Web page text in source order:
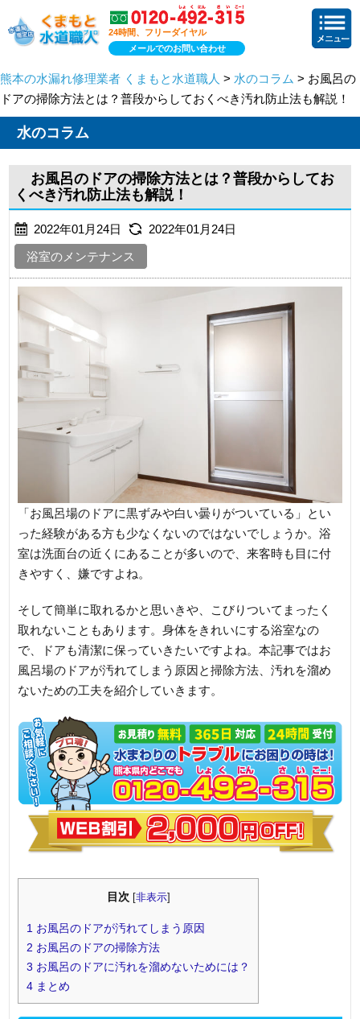
24時間、フリーダイヤル
メールでのお問い合わせ
熊本の水漏れ修理業者 くまもと水道職人 > 水のコラム > お風呂の
ドアの掃除方法とは？普段からしておくべき汚れ防止法も解説！
水のコラム
お風呂のドアの掃除方法とは？普段からしてお
くべき汚れ防止法も解説！
2022年01月24日
2022年01月24日
浴室のメンテナンス
「お風呂場のドアに黒ずみや白い曇りがついている」とい
った経験がある方も少なくないのではないでしょうか。浴
室は洗面台の近くにあることが多いので、来客時も目に付
きやすく、嫌ですよね。
そして簡単に取れるかと思いきや、こびりついてまったく
取れないこともあります。身体をきれいにする浴室なの
で、ドアも清潔に保っていきたいですよね。本記事ではお
風呂場のドアが汚れてしまう原因と掃除方法、汚れを溜め
ないための工夫を紹介していきます。
目次 [非表示]
1 お風呂のドアが汚れてしまう原因
2 お風呂のドアの掃除方法
3 お風呂のドアに汚れを溜めないためには？
4 まとめ